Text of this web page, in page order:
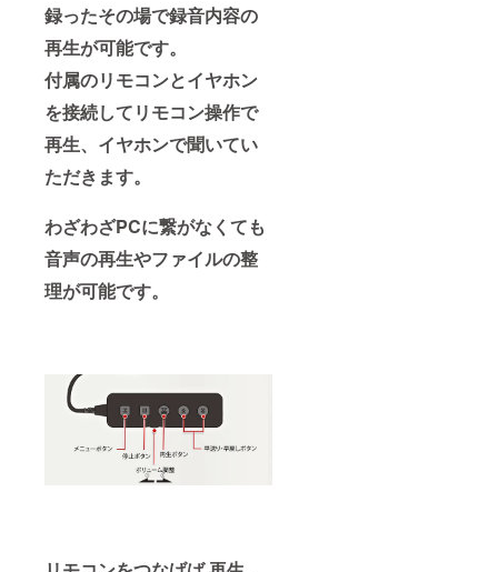
録ったその場で録音内容の
再生が可能です。
付属のリモコンとイヤホン
を接続してリモコン操作で
再生、イヤホンで聞いてい
ただきます。
わざわざPCに繋がなくても
音声の再生やファイルの整
理が可能です。